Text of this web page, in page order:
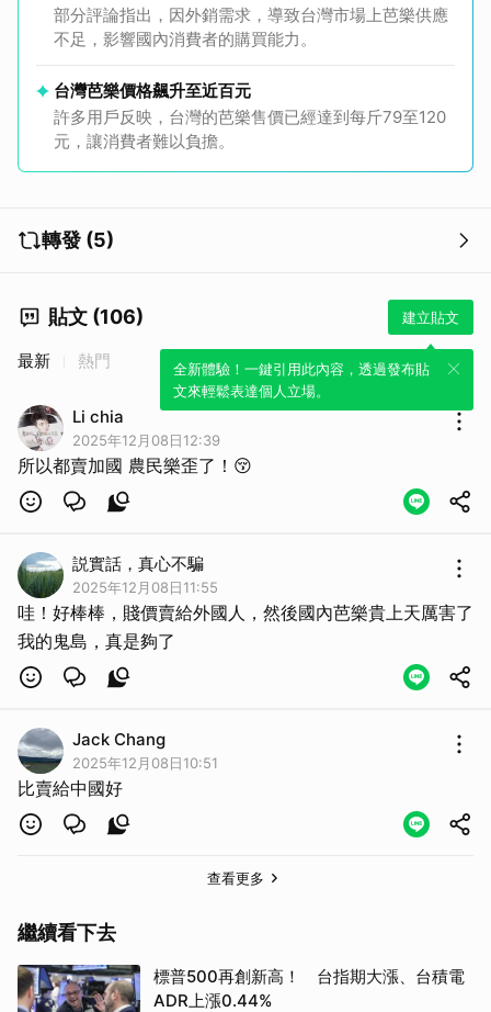
部分評論指出，因外銷需求，導致台灣市場上芭樂供應
不足，影響國內消費者的購買能力。
台灣芭樂價格飆升至近百元
許多用戶反映，台灣的芭樂售價已經達到每斤79至120
元，讓消費者難以負擔。
轉發 (5)
貼文 (106) 建立貼文
全新體驗！一鍵引用此內容，透過發布貼
文來輕鬆表達個人立場。
最新 熱門
Li chia
2025年12月08日12:39
所以都賣加國 農民樂歪了！😚
説實話，真心不騙
2025年12月08日11:55
哇！好棒棒，賤價賣給外國人，然後國內芭樂貴上天厲害了
我的鬼島，真是夠了
Jack Chang
2025年12月08日10:51
比賣給中國好
查看更多
繼續看下去
標普500再創新高！ 台指期大漲、台積電
ADR上漲0.44%